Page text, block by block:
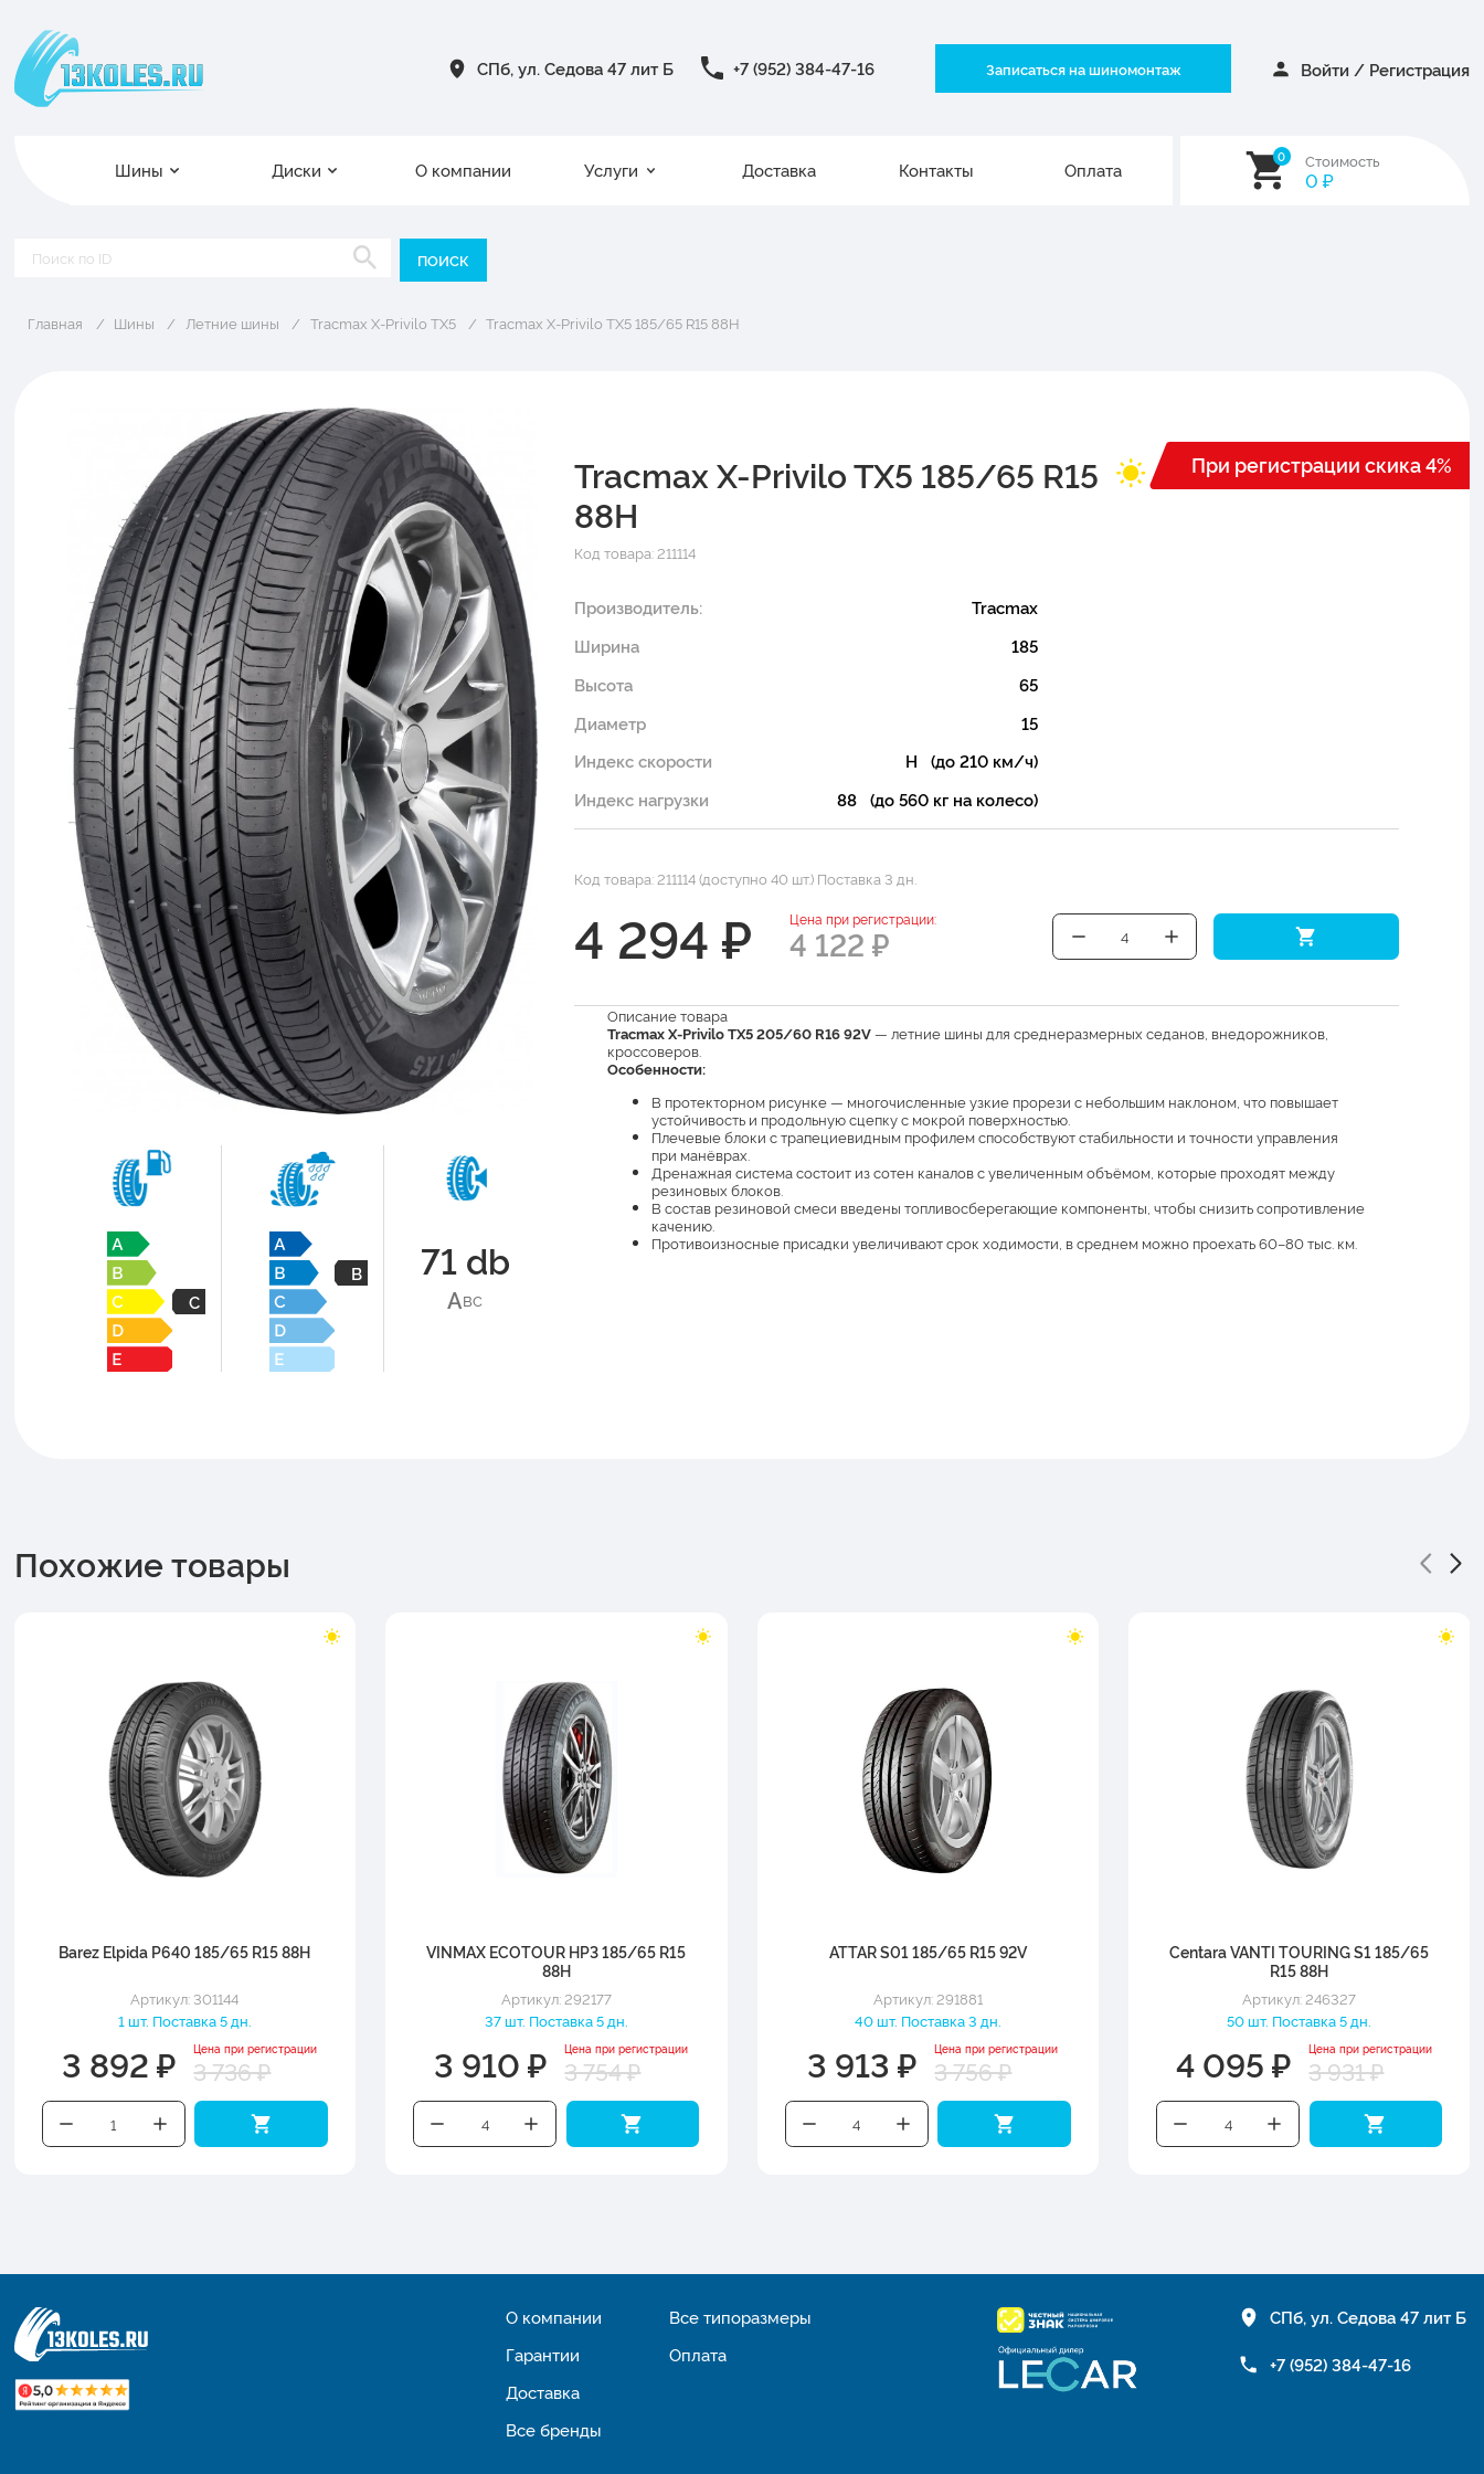
СПб, ул. Седова 47 лит Б +7 (952) 384-47-16 Записаться на шиномонтаж Войти / Регистрация
Шины Диски О компании Услуги Доставка Контакты Оплата
0 Стоимость
0 ₽
Главная Шины Летние шины Tracmax X-Privilo TX5 Tracmax X-Privilo TX5 185/65 R15 88H
C
B 71 db
ABC
Tracmax X-Privilo TX5 185/65 R15
88H
Код товара: 211114
Производитель:
Tracmax
Ширина
185
Высота
65
Диаметр
15
Индекс скорости
H (до 210 км/ч)
Индекс нагрузки
88 (до 560 кг на колесо)
Код товара: 211114 (доступно 40 шт.) Поставка 3 дн.
4 294 ₽ Цена при регистрации:
4 122 ₽
Описание товара
Tracmax X-Privilo TX5 205/60 R16 92V— летние шины для среднеразмерных седанов, внедорожников,
кроссоверов.
Особенности:
В протекторном рисунке — многочисленные узкие прорези с небольшим наклоном, что повышает
устойчивость и продольную сцепку с мокрой поверхностью.
Плечевые блоки с трапециевидным профилем способствуют стабильности и точности управления
при манёврах.
Дренажная система состоит из сотен каналов с увеличенным объёмом, которые проходят между
резиновых блоков.
В состав резиновой смеси введены топливосберегающие компоненты, чтобы снизить сопротивление
качению.
Противоизносные присадки увеличивают срок ходимости, в среднем можно проехать 60–80 тыс. км.
При регистрации скика 4%
Похожие товары
Barez Elpida P640 185/65 R15 88H
Артикул: 301144
1 шт. Поставка 5 дн.
3 892 ₽ Цена при регистрации
3 736 ₽
VINMAX ECOTOUR HP3 185/65 R15
88H
Артикул: 292177
37 шт. Поставка 5 дн.
3 910 ₽ Цена при регистрации
3 754 ₽
ATTAR S01 185/65 R15 92V
Артикул: 291881
40 шт. Поставка 3 дн.
3 913 ₽ Цена при регистрации
3 756 ₽
Centara VANTI TOURING S1 185/65
R15 88H
Артикул: 246327
50 шт. Поставка 5 дн.
4 095 ₽ Цена при регистрации
3 931 ₽
О компании
Гарантии
Доставка
Все бренды
Все типоразмеры
Оплата
СПб, ул. Седова 47 лит Б
+7 (952) 384-47-16